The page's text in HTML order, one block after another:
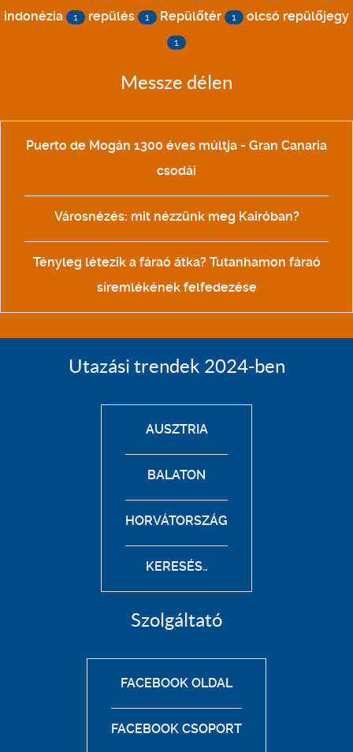
indonézia 1 repülés 1 Repülőtér 1 olcsó repülőjegy
1
Messze délen
Puerto de Mogán 1300 éves múltja - Gran Canaria
csodái
Városnézés: mit nézzünk meg Kairóban?
Tényleg létezik a fáraó átka? Tutanhamon fáraó
síremlékének felfedezése
Utazási trendek 2024-ben
AUSZTRIA
BALATON
HORVÁTORSZÁG
KERESÉS..
Szolgáltató
FACEBOOK OLDAL
FACEBOOK CSOPORT